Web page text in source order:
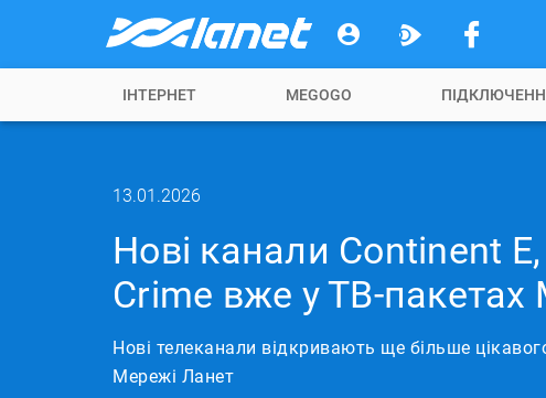
ІНТЕРНЕТ MEGOGO
13.01.2026
Нові канали Continent
Crime вже у ТВ-
Нові телеканали відкривають ще більше
Мережі Ланет